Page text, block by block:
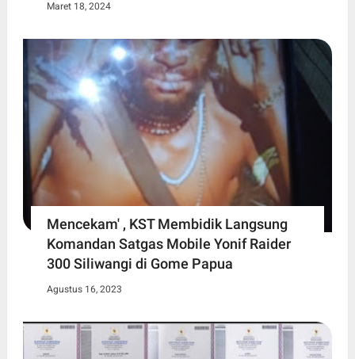
Maret 18, 2024
Mencekam' , KST Membidik Langsung
Komandan Satgas Mobile Yonif Raider
300 Siliwangi di Gome Papua
Agustus 16, 2023